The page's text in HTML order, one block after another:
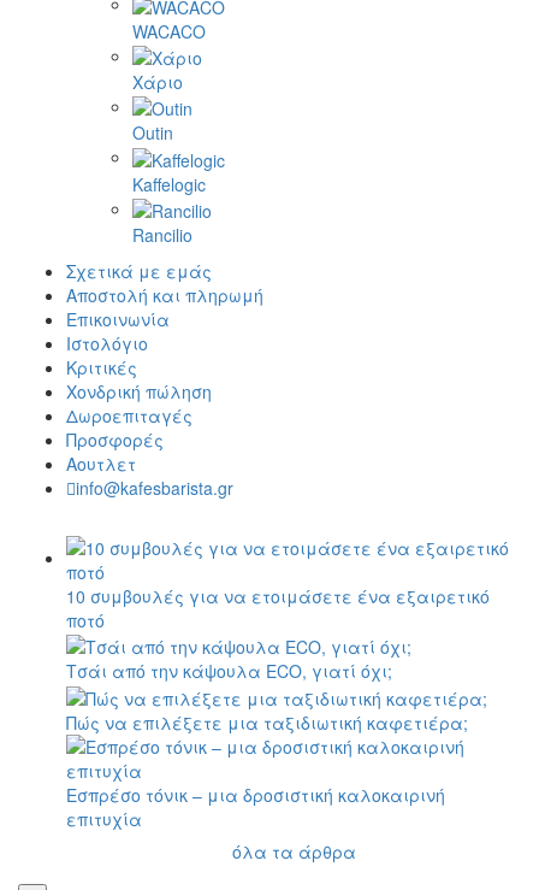
WACACO
Χάριο
Outin
Kaffelogic
Rancilio
Σχετικά με εμάς
Αποστολή και πληρωμή
Επικοινωνία
Ιστολόγιο
Κριτικές
Χονδρική πώληση
Δωροεπιταγές
Προσφορές
Αουτλετ
info@kafesbarista.gr
10 συμβουλές για να ετοιμάσετε ένα εξαιρετικό
ποτό
Τσάι από την κάψουλα ECO, γιατί όχι;
Πώς να επιλέξετε μια ταξιδιωτική καφετιέρα;
Εσπρέσο τόνικ – μια δροσιστική καλοκαιρινή
επιτυχία
όλα τα άρθρα